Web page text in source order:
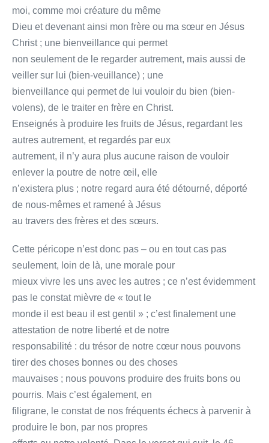
moi, comme moi créature du même
Dieu et devenant ainsi mon frère ou ma sœur en Jésus
Christ ; une bienveillance qui permet
non seulement de le regarder autrement, mais aussi de
veiller sur lui (bien-veuillance) ; une
bienveillance qui permet de lui vouloir du bien (bien-
volens), de le traiter en frère en Christ.
Enseignés à produire les fruits de Jésus, regardant les
autres autrement, et regardés par eux
autrement, il n’y aura plus aucune raison de vouloir
enlever la poutre de notre œil, elle
n’existera plus ; notre regard aura été détourné, déporté
de nous-mêmes et ramené à Jésus
au travers des frères et des sœurs.
Cette péricope n’est donc pas – ou en tout cas pas
seulement, loin de là, une morale pour
mieux vivre les uns avec les autres ; ce n’est évidemment
pas le constat mièvre de « tout le
monde il est beau il est gentil » ; c’est finalement une
attestation de notre liberté et de notre
responsabilité : du trésor de notre cœur nous pouvons
tirer des choses bonnes ou des choses
mauvaises ; nous pouvons produire des fruits bons ou
pourris. Mais c’est également, en
filigrane, le constat de nos fréquents échecs à parvenir à
produire le bon, par nos propres